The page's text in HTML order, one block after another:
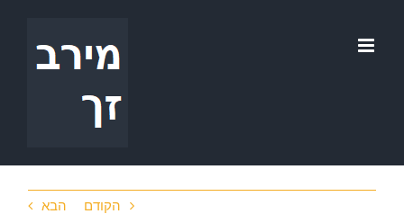
הקודם הבא